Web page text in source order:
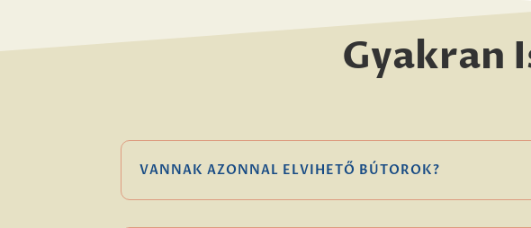
Gyakran
VANNAK AZONNAL ELVIHETŐ BÚTOROK?